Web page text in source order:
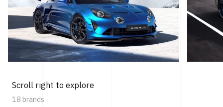
Scroll right to explore
18 brands